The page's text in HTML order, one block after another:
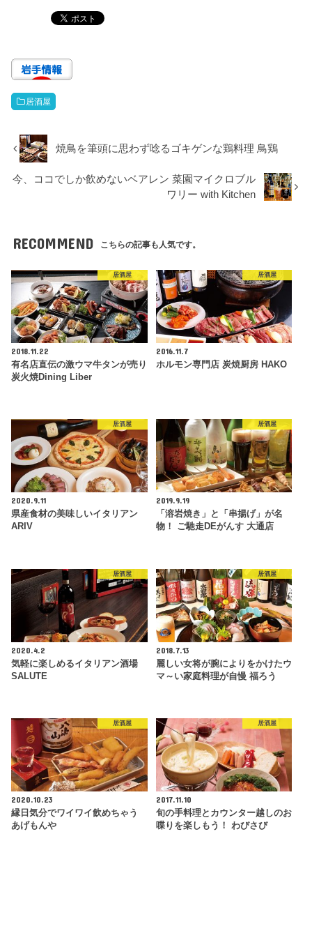
居酒屋
焼鳥を筆頭に思わず唸るゴキゲンな鶏料理 鳥鶏
今、ココでしか飲めないベアレン 菜園マイクロブル
ワリー with Kitchen
RECOMMEND こちらの記事も人気です。
居酒屋
2018.11.22
有名店直伝の激ウマ牛タンが売り
炭火焼Dining Liber
居酒屋
2016.11.7
ホルモン専門店 炭焼厨房 HAKO
居酒屋
2020.9.11
県産食材の美味しいイタリアン
ARIV
居酒屋
2019.9.19
「溶岩焼き」と「串揚げ」が名
物！ ご馳走DEがんす 大通店
居酒屋
2020.4.2
気軽に楽しめるイタリアン酒場
SALUTE
居酒屋
2018.7.13
麗しい女将が腕によりをかけたウ
マ～い家庭料理が自慢 福ろう
居酒屋
2020.10.23
縁日気分でワイワイ飲めちゃう
あげもんや
居酒屋
2017.11.10
旬の手料理とカウンター越しのお
喋りを楽しもう！ わびさび